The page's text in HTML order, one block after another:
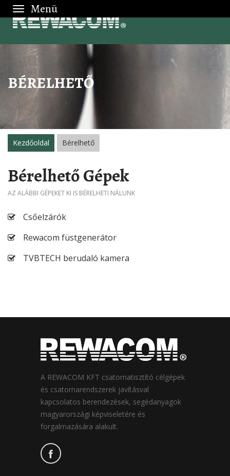
navigation
BÉRELHETŐ
Kezdőoldal Bérelhető
Bérelhető Gépek
AZ ALÁBBI GÉPEKET KI IS BÉRELHETI NÁLUNK
Csőelzárók
Rewacom füstgenerátor
TVBTECH berudaló kamera
A REWACOM KFT csatornatisztító célgépek
és csatornarendszerek javításval
kapcsolatos berendezések, segédanyagok
magyarországi képviseletére és
forgalmazására alakult.